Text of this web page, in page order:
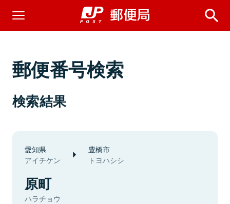
郵便番号検索
検索結果
愛知県
アイチケン
豊橋市
トヨハシシ
原町
ハラチョウ